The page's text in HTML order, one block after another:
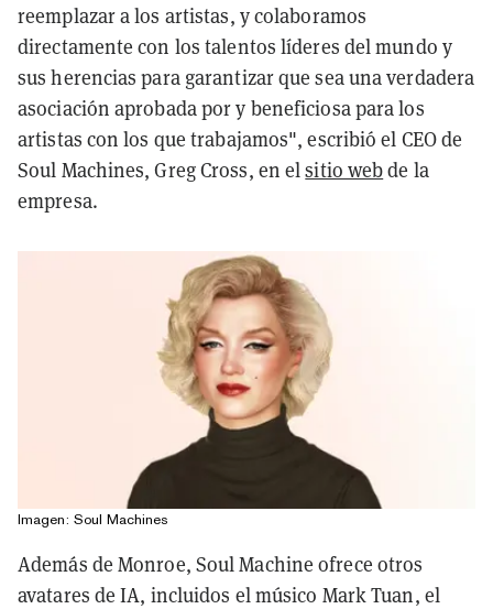
reemplazar a los artistas, y colaboramos
directamente con los talentos líderes del mundo y
sus herencias para garantizar que sea una verdadera
asociación aprobada por y beneficiosa para los
artistas con los que trabajamos", escribió el CEO de
Soul Machines, Greg Cross, en elsitio webde la
empresa.
Imagen: Soul Machines
Además de Monroe, Soul Machine ofrece otros
avatares de IA, incluidos el músico Mark Tuan, el